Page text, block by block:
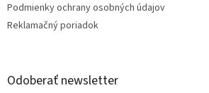
Podmienky ochrany osobných údajov
Reklamačný poriadok
Odoberať newsletter